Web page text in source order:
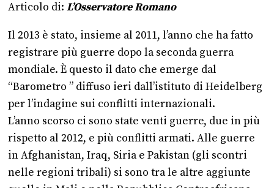
Articolo di: L’Osservatore Romano
Il 2013 è stato, insieme al 2011, l’anno che ha fatto
registrare più guerre dopo la seconda guerra
mondiale. È questo il dato che emerge dal
“Barometro ” diffuso ieri dall’istituto di Heidelberg
per l’indagine sui conflitti internazionali.
L’anno scorso ci sono state venti guerre, due in più
rispetto al 2012, e più conflitti armati. Alle guerre
in Afghanistan, Iraq, Siria e Pakistan (gli scontri
nelle regioni tribali) si sono tra le altre aggiunte